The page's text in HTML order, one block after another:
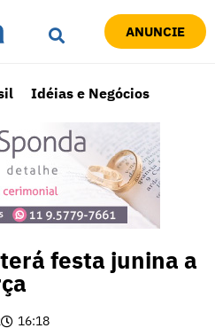
ANUNCIE
Idéias e Negócios
festa junina a
16:18